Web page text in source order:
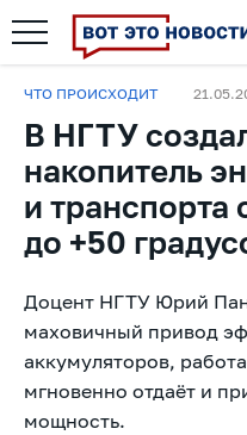
ЧТО ПРОИСХОДИТ
В НГТУ
накопитель
и транспорта
до +50
Доцент НГТУ Юрий
маховичный привод
аккумуляторов,
мгновенно отдаёт и
мощность.